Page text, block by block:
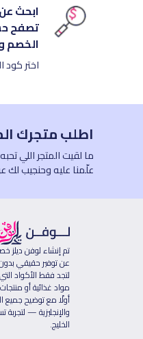
ابحث
تصفح
الخصم
اختر
اطلب متجرك
ما لقيت المتجر اللي
علّمنا عليه وحنجيب لك
تم إنشاء لوفن ديلز
عن توفير حقيقي
لتجد فقط الأكواد
مواد غذائية أو
أولًا مع توضيح جميع
والإنجليزية —
الخليج.